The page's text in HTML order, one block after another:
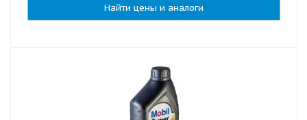
Найти цены и аналоги